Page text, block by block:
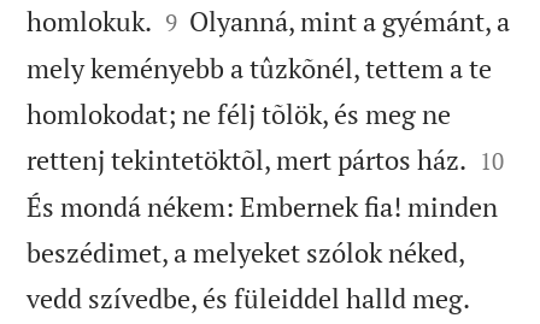
homlokuk. 

9 Olyanná, mint a gyémánt, a
mely keményebb a tûzkõnél, tettem a te
homlokodat; ne félj tõlök, és meg ne
rettenj tekintetöktõl, mert pártos ház. 

10
És mondá nékem: Embernek fia! minden
beszédimet, a melyeket szólok néked,
vedd szívedbe, és füleiddel halld meg.